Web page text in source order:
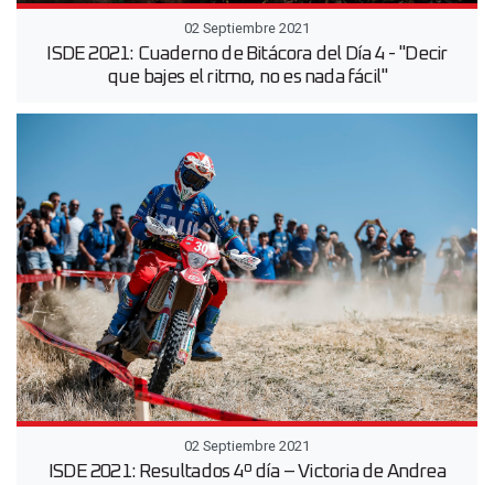
02 Septiembre 2021
ISDE 2021: Cuaderno de Bitácora del Día 4 - "Decir
que bajes el ritmo, no es nada fácil"
02 Septiembre 2021
ISDE 2021: Resultados 4º día – Victoria de Andrea